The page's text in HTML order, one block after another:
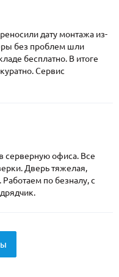
дату монтажа из-
без проблем шли
бесплатно. В итоге
Сервис
серверную офиса. Все
Дверь тяжелая,
по безналу, с